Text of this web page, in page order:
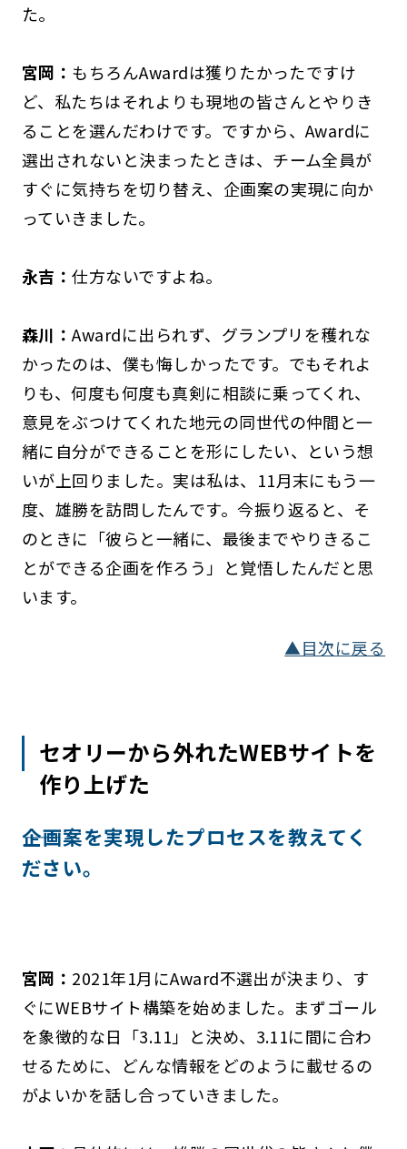
た。
宮岡： もちろんAwardは獲りたかったですけ
ど、私たちはそれよりも現地の皆さんとやりき
ることを選んだわけです。ですから、Awardに
選出されないと決まったときは、チーム全員が
すぐに気持ちを切り替え、企画案の実現に向か
っていきました。
永吉：仕方ないですよね。
森川：Awardに出られず、グランプリを穫れな
かったのは、僕も悔しかったです。でもそれよ
りも、何度も何度も真剣に相談に乗ってくれ、
意見をぶつけてくれた地元の同世代の仲間と一
緒に自分ができることを形にしたい、という想
いが上回りました。実は私は、11月末にもう一
度、雄勝を訪問したんです。今振り返ると、そ
のときに「彼らと一緒に、最後までやりきるこ
とができる企画を作ろう」と覚悟したんだと思
います。
▲目次に戻る
セオリーから外れたWEBサイトを
作り上げた
――企画案を実現したプロセスを教えてく
ださい。
宮岡： 2021年1月にAward不選出が決まり、す
ぐにWEBサイト構築を始めました。まずゴール
を象徴的な日「3.11」と決め、3.11に間に合わ
せるために、どんな情報をどのように載せるの
がよいかを話し合っていきました。